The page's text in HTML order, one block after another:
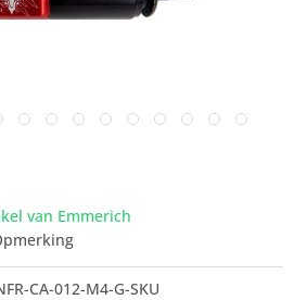
van Emmerich
CA-012-M4-G-SKU